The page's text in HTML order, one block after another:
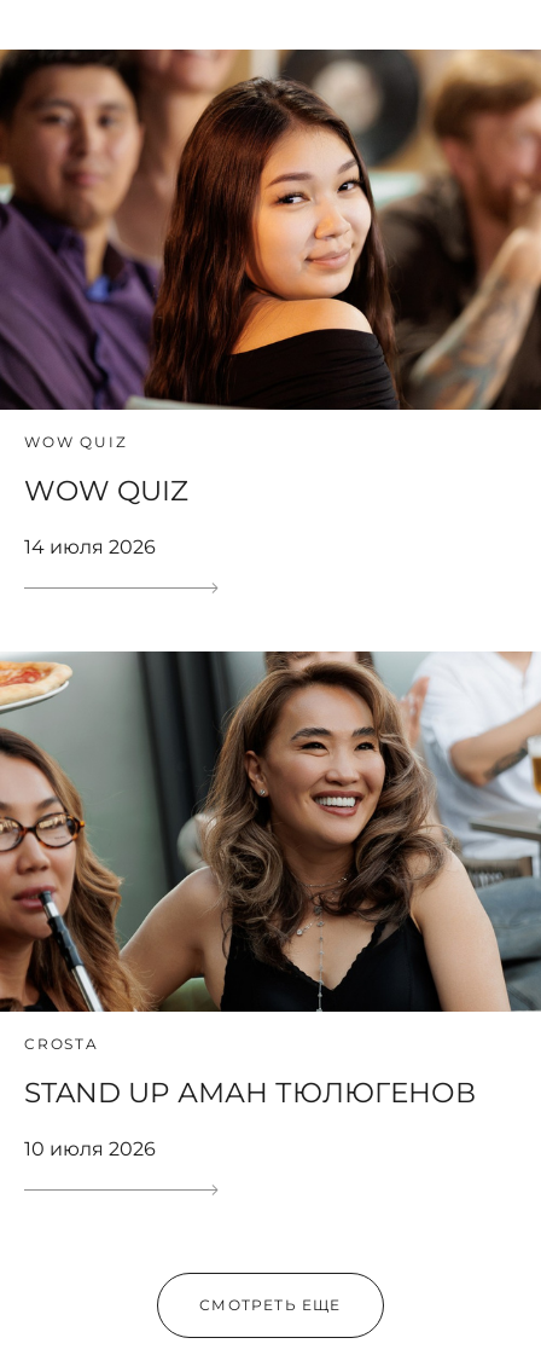
WOW QUIZ
WOW QUIZ
14 июля 2026
CROSTA
STAND UP АМАН ТЮЛЮГЕНОВ
10 июля 2026
СМОТРЕТЬ ЕЩЕ